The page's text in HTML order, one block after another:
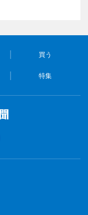
買う
特集